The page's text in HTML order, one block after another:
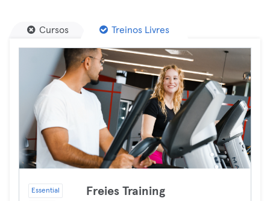
Cursos Treinos Livres
Essential Freies Training